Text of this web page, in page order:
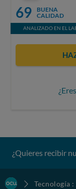
69
BUENA
CALIDAD
ANALIZADO EN EL
¿Quieres recibir
Tecnología